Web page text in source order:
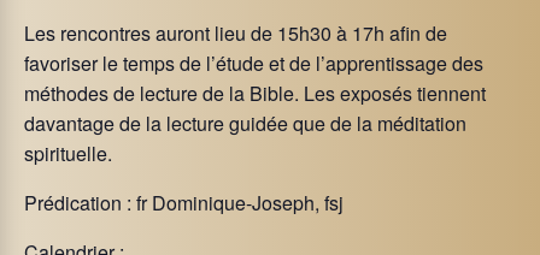
Les rencontres auront lieu de 15h30 à 17h afin de
favoriser le temps de l’étude et de l’apprentissage des
méthodes de lecture de la Bible. Les exposés tiennent
davantage de la lecture guidée que de la méditation
spirituelle.
Prédication : fr Dominique-Joseph, fsj